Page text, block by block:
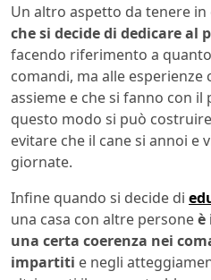
Un altro aspetto da tenere
che si decide di dedicare al
facendo riferimento a
comandi, ma alle esperienze
assieme e che si fanno con il
questo modo si può
evitare che il cane si annoi e
giornate.
Infine quando si decide di
una casa con altre personeè
una certa coerenza nei
impartiti e negli